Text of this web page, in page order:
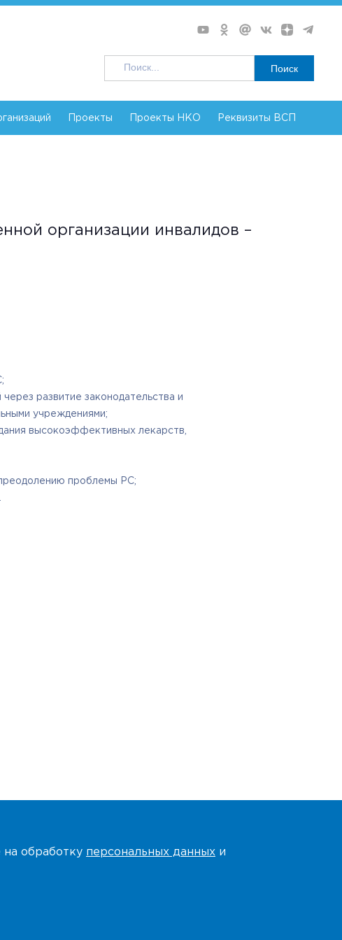
Поиск
Проекты Проекты НКО Реквизиты ВСП
организации инвалидов –
развитие законодательства и
учреждениями;
высокоэффективных лекарств,
проблемы РС;
на обработку персональных данных и